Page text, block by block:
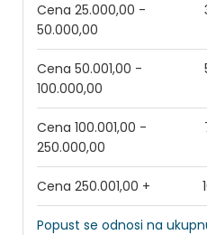
Cena 25.000,00 -
50.000,00
Cena 50.001,00 -
100.000,00
Cena 100.001,00 -
250.000,00
Cena 250.001,00 +
Popust se odnosi na